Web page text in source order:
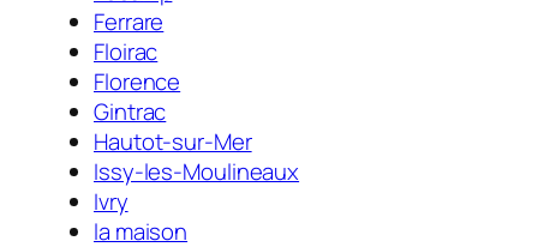
Ferrare
Floirac
Florence
Gintrac
Hautot-sur-Mer
Issy-les-Moulineaux
Ivry
la maison